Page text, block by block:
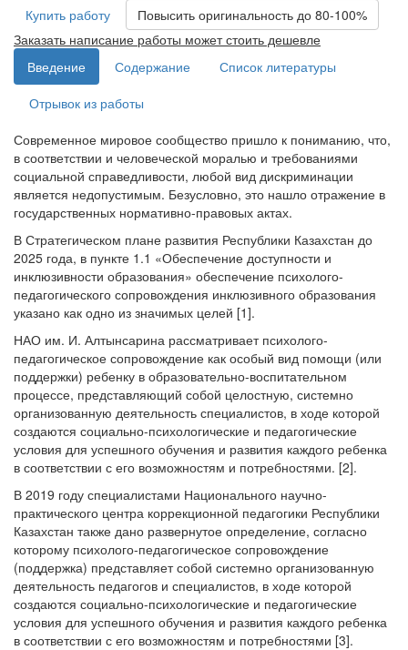
Купить работу
Повысить оригинальность до 80-100%
Заказать написание работы может стоить дешевле
Введение
Содержание
Список литературы
Отрывок из работы
Современное мировое сообщество пришло к пониманию, что,
в соответствии и человеческой моралью и требованиями
социальной справедливости, любой вид дискриминации
является недопустимым. Безусловно, это нашло отражение в
государственных нормативно-правовых актах.
В Стратегическом плане развития Республики Казахстан до
2025 года, в пункте 1.1 «Обеспечение доступности и
инклюзивности образования» обеспечение психолого-
педагогического сопровождения инклюзивного образования
указано как одно из значимых целей [1].
НАО им. И. Алтынсарина рассматривает психолого-
педагогическое сопровождение как особый вид помощи (или
поддержки) ребенку в образовательно-воспитательном
процессе, представляющий собой целостную, системно
организованную деятельность специалистов, в ходе которой
создаются социально-психологические и педагогические
условия для успешного обучения и развития каждого ребенка
в соответствии с его возможностям и потребностями. [2].
В 2019 году специалистами Национального научно-
практического центра коррекционной педагогики Республики
Казахстан также дано развернутое определение, согласно
которому психолого-педагогическое сопровождение
(поддержка) представляет собой системно организованную
деятельность педагогов и специалистов, в ходе которой
создаются социально-психологические и педагогические
условия для успешного обучения и развития каждого ребенка
в соответствии с его возможностям и потребностями [3].